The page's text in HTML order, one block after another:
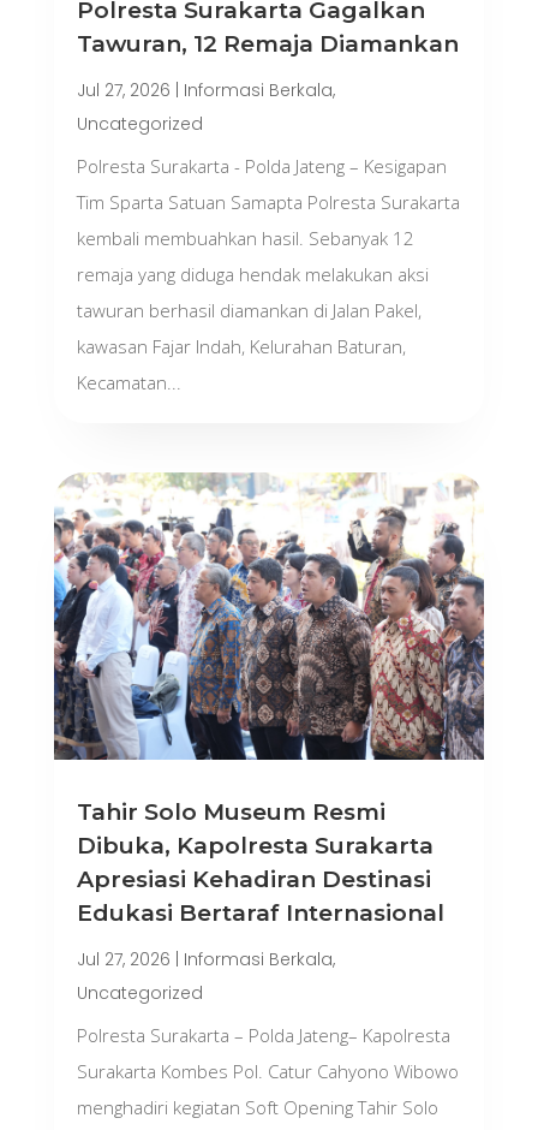
Polresta Surakarta Gagalkan
Tawuran, 12 Remaja Diamankan
Jul 27, 2026 Informasi Berkala,
Uncategorized
Polresta Surakarta - Polda Jateng – Kesigapan
Tim Sparta Satuan Samapta Polresta Surakarta
kembali membuahkan hasil. Sebanyak 12
remaja yang diduga hendak melakukan aksi
tawuran berhasil diamankan di Jalan Pakel,
kawasan Fajar Indah, Kelurahan Baturan,
Kecamatan...
Tahir Solo Museum Resmi
Dibuka, Kapolresta Surakarta
Apresiasi Kehadiran Destinasi
Edukasi Bertaraf Internasional
Jul 27, 2026 Informasi Berkala,
Uncategorized
Polresta Surakarta – Polda Jateng– Kapolresta
Surakarta Kombes Pol. Catur Cahyono Wibowo
menghadiri kegiatan Soft Opening Tahir Solo